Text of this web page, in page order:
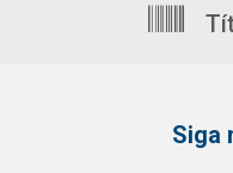
Siga